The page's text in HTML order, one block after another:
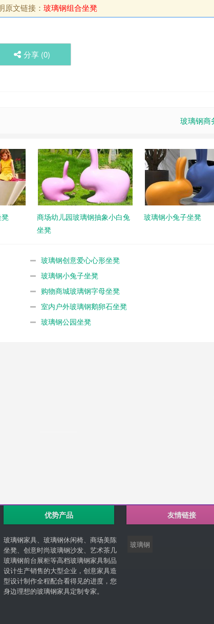
原文链接： 玻璃钢组合坐凳
分享 (0)
玻璃钢商
商场幼儿园玻璃钢抽象小白兔
坐凳
玻璃钢小兔子坐凳
玻璃钢创意爱心心形坐凳
玻璃钢小兔子坐凳
购物商城玻璃钢字母坐凳
室内户外玻璃钢鹅卵石坐凳
玻璃钢公园坐凳
优势产品
玻璃钢家具、玻璃钢休闲椅、商场美陈
坐凳、创意时尚玻璃钢沙发、艺术茶几
玻璃钢前台展柜等高档玻璃钢家具制品
设计生产销售的大型企业，创意家具造
型设计制作全程配合看得见的进度，您
身边理想的玻璃钢家具定制专家。
友情链接
玻璃钢